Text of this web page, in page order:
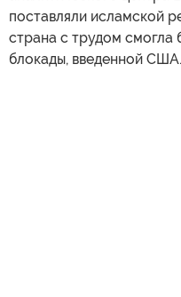
поставляли исламской
страна с трудом смогла
блокады, введенной США.